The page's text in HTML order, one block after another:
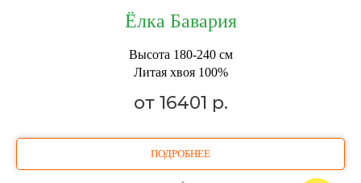
Ёлка Бавария
Высота 180-240 см
Литая хвоя 100%
от 16401 р.
ПОДРОБНЕЕ